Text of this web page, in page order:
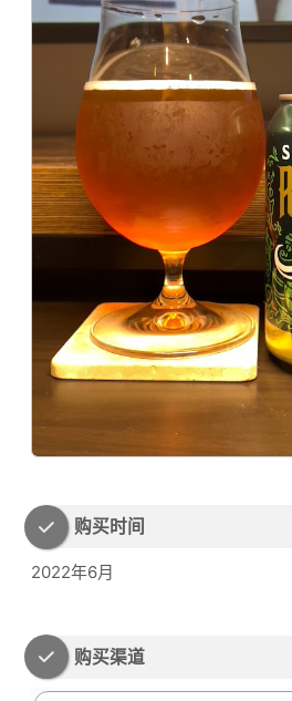
购买时间
2022年6月
购买渠道